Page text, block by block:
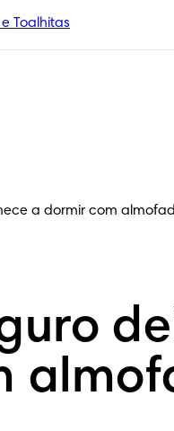
Toalhitas
a dormir com